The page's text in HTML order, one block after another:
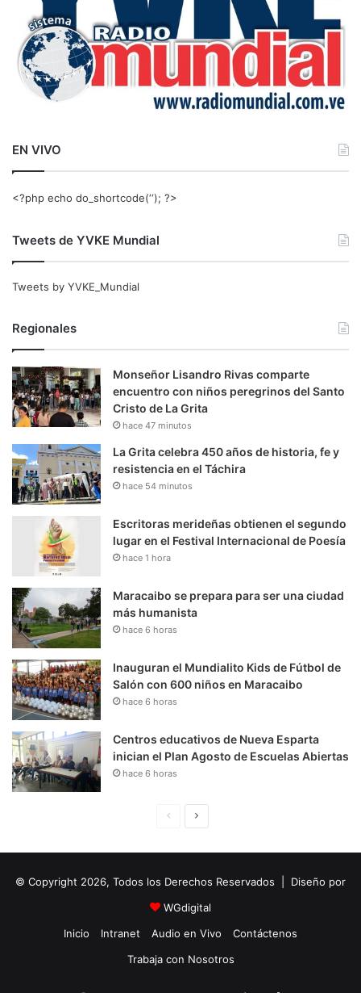
EN VIVO
<?php echo do_shortcode(‘‘); ?>
Tweets de YVKE Mundial
Tweets by YVKE_Mundial
Regionales
Monseñor Lisandro Rivas comparte
encuentro con niños peregrinos del Santo
Cristo de La Grita
hace 47 minutos
La Grita celebra 450 años de historia, fe y
resistencia en el Táchira
hace 54 minutos
Escritoras merideñas obtienen el segundo
lugar en el Festival Internacional de Poesía
hace 1 hora
Maracaibo se prepara para ser una ciudad
más humanista
hace 6 horas
Inauguran el Mundialito Kids de Fútbol de
Salón con 600 niños en Maracaibo
hace 6 horas
Centros educativos de Nueva Esparta
inician el Plan Agosto de Escuelas Abiertas
hace 6 horas
i
n
a
u
i
e
© Copyright 2026, Todos los Derechos Reservados | Diseño por
WGdigital
Inicio
Intranet Audio en Vivo
Contáctenos
Trabaja con Nosotros